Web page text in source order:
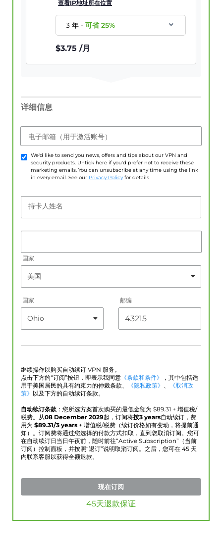
查看IP地址所在位置
3 年-可省25%
$3.75 /月
详细信息
电子邮箱（用于激活账号）
We'd like to send you news, offers and tips about our VPN and
security products. Untick here if you'd prefer not to receive these
marketing emails. You can unsubscribe at any time using the link
in every email. See our Privacy Policy for details.
持卡人姓名
国家
国家 邮编
继续操作以购买自动续订 VPN 服务。
点击下方的“订阅”按钮，即表示我同意 《条款和条件》
，其中包括适
用于美国居民的具有约束力的仲裁条款、
《隐私政策》 、
《取消政
策》 以及下方的自动续订条款。
自动续订条款 ：您所选方案首次购买的最低金额为 $89.31 + 增值税/
税费。从08 December 2029起，订阅将按3 years自动续订，费
用为 $89.31/3 years + 增值税/税费（续订价格如有变动，将提前通
知）。订阅费将通过您选择的付款方式扣取，直到您取消订阅。您可
在自动续订日当日午夜前，随时前往“Active Subscription”（当前
订阅）控制面板，并按照“退订”说明取消订阅。之后，您可在 45 天
内联系客服以获得全额退款。
现在订阅
45天退款保证